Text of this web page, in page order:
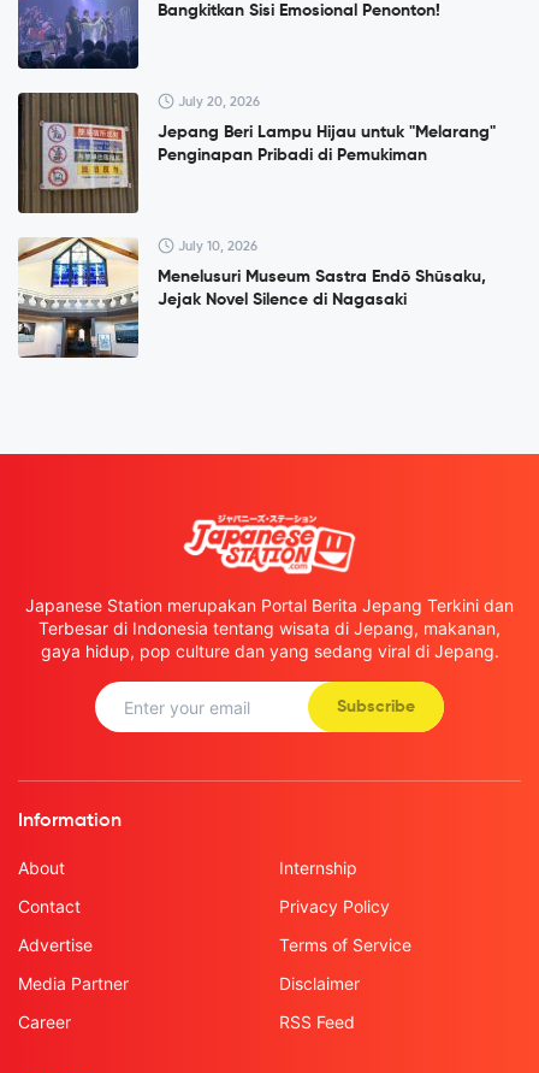
Bangkitkan Sisi Emosional Penonton!
July 20, 2026
Jepang Beri Lampu Hijau untuk "Melarang"
Penginapan Pribadi di Pemukiman
July 10, 2026
Menelusuri Museum Sastra Endō Shūsaku,
Jejak Novel Silence di Nagasaki
Japanese Station merupakan Portal Berita Jepang Terkini dan
Terbesar di Indonesia tentang wisata di Jepang, makanan,
gaya hidup, pop culture dan yang sedang viral di Jepang.
Subscribe
Information
About
Contact
Advertise
Media Partner
Career
Internship
Privacy Policy
Terms of Service
Disclaimer
RSS Feed